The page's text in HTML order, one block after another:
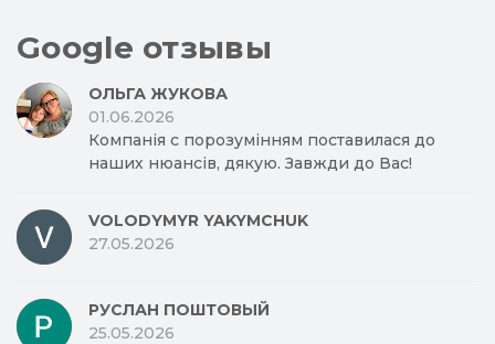
Google отзывы
ОЛЬГА ЖУКОВА
01.06.2026
Компанія с порозумінням поставилася до
наших нюансів, дякую. Завжди до Вас!
VOLODYMYR YAKYMCHUK
27.05.2026
РУСЛАН ПОШТОВЫЙ
25.05.2026